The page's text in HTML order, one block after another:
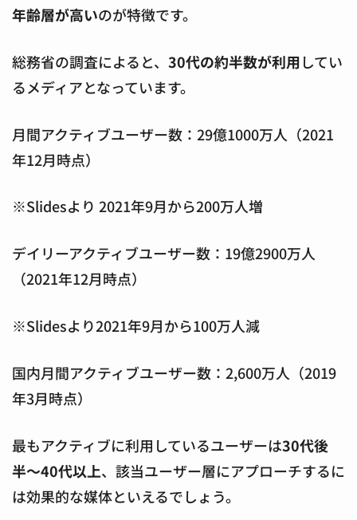
年齢層が高いのが特徴です。
総務省の調査によると、 30代の約半数が利用してい
るメディアとなっています。
月間アクティブユーザー数：29億1000万人（2021
年12月時点）
※Slidesより 2021年9月から200万人増
デイリーアクティブユーザー数：19億2900万人
（2021年12月時点）
※Slidesより2021年9月から100万人減
国内月間アクティブユーザー数：2,600万人（2019
年3月時点）
最もアクティブに利用しているユーザーは30代後
半〜40代以上、該当ユーザー層にアプローチするに
は効果的な媒体といえるでしょう。